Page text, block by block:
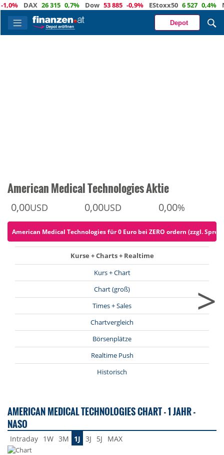
DAX 26 315 0,7% Dow 53 885 -0,9% EStoxx50 6 527 0,4%
Depot
American Medical Technologies Aktie
0,00USD 0,00USD 0,00%
American Medical Technologies für 0 Euro bei ZERO ordern (zzgl.
Kurse + Charts + Realtime
Kurs + Chart
Chart (groß)
Times + Sales
Chartvergleich
Börsenplätze
Realtime Push
Historisch
>
AMERICAN MEDICAL TECHNOLOGIES CHART - 1 JAHR -
NASO
Intraday 1W 3M 1J 3J 5J MAX